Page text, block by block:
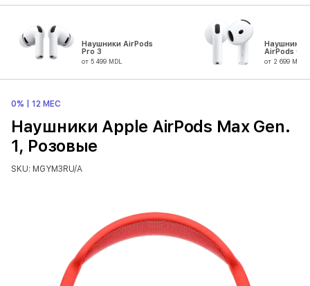
Наушники AirPods
Pro 3
от 5 499 MDL
Наушники
AirPods
от 2 699 MDL
0% | 12 МЕС
Наушники Apple AirPods Max Gen.
1, Розовые
SKU: MGYM3RU/A